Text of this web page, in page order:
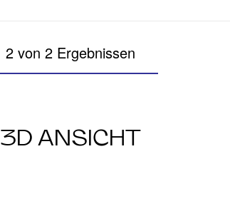
2 von 2 Ergebnissen
3D ANSICHT